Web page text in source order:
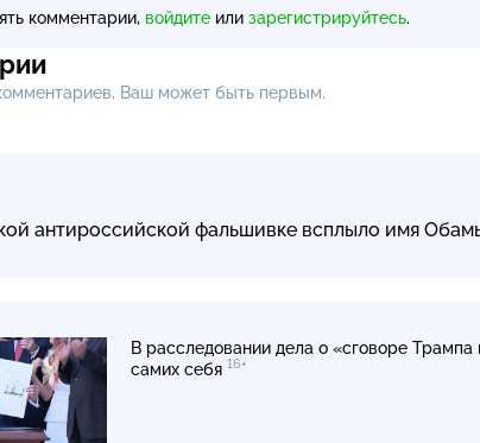
комментарии, войдите или зарегистрируйтесь.
Ваш может быть первым.
антироссийской фальшивке всплыло имя
В расследовании дела о «сговоре
самих себя 16+